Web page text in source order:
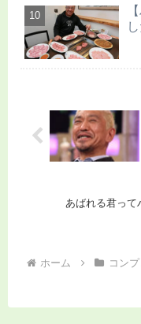
あばれる君って
ホーム コン